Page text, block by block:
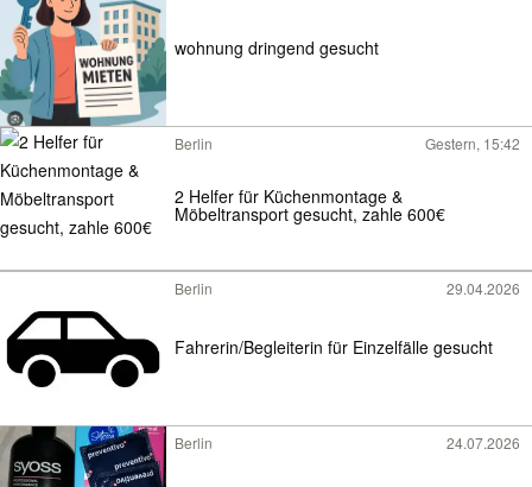
wohnung dringend gesucht
Berlin Gestern, 15:42
2 Helfer für Küchenmontage &
Möbeltransport gesucht, zahle 600€
Berlin 29.04.2026
Fahrerin/Begleiterin für Einzelfälle gesucht
Berlin 24.07.2026